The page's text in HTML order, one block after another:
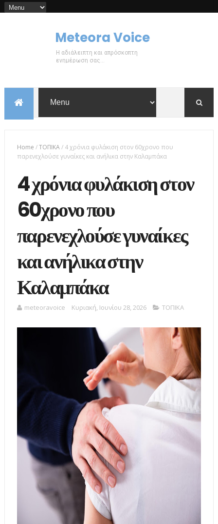
Meteora Voice
Η αδιάλειπτη και απρόσκοπτη
ενημέρωση σας...
Home /ΤΟΠΙΚΑ/ 4 χρόνια φυλάκιση στον 60χρονο που
παρενεχλούσε γυναίκες και ανήλικα στην Καλαμπάκα
4 χρόνια φυλάκιση στον
60χρονο που
παρενεχλούσε γυναίκες
και ανήλικα στην
Καλαμπάκα
meteoravoice Κυριακή, Ιουνίου 28, 2026 ΤΟΠΙΚΑ